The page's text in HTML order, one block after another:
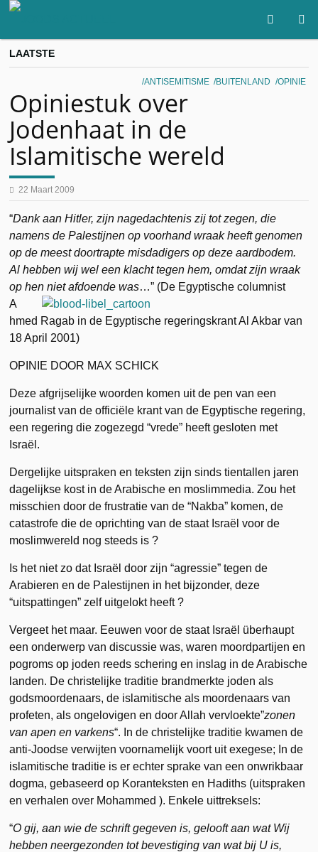
LAATSTE
ANTISEMITISME BUITENLAND OPINIE
Opiniestuk over
Jodenhaat in de
Islamitische wereld
22 Maart 2009
“Dank aan Hitler, zijn nagedachtenis zij tot zegen, die
namens de Palestijnen op voorhand wraak heeft genomen
op de meest doortrapte misdadigers op deze aardbodem.
Al hebben wij wel een klacht tegen hem, omdat zijn wraak
op hen niet afdoende was…” (De Egyptische columnist
A
hmed Ragab in de Egyptische regeringskrant Al Akbar van
18 April 2001)
OPINIE DOOR MAX SCHICK
Deze afgrijselijke woorden komen uit de pen van een
journalist van de officiële krant van de Egyptische regering,
een regering die zogezegd “vrede” heeft gesloten met
Israël.
Dergelijke uitspraken en teksten zijn sinds tientallen jaren
dagelijkse kost in de Arabische en moslimmedia. Zou het
misschien door de frustratie van de “Nakba” komen, de
catastrofe die de oprichting van de staat Israël voor de
moslimwereld nog steeds is ?
Is het niet zo dat Israël door zijn “agressie” tegen de
Arabieren en de Palestijnen in het bijzonder, deze
“uitspattingen” zelf uitgelokt heeft ?
Vergeet het maar. Eeuwen voor de staat Israël überhaupt
een onderwerp van discussie was, waren moordpartijen en
pogroms op joden reeds schering en inslag in de Arabische
landen. De christelijke traditie brandmerkte joden als
godsmoordenaars, de islamitische als moordenaars van
profeten, als ongelovigen en door Allah vervloekte”zonen
van apen en varkens“. In de christelijke traditie kwamen de
anti-Joodse verwijten voornamelijk voort uit exegese; In de
islamitische traditie is er echter sprake van een onwrikbaar
dogma, gebaseerd op Koranteksten en Hadiths (uitspraken
en verhalen over Mohammed ). Enkele uittreksels:
“O gij, aan wie de schrift gegeven is, gelooft aan wat Wij
hebben neergezonden tot bevestiging van wat bij U is,